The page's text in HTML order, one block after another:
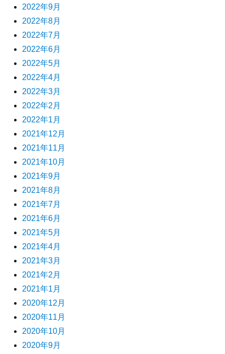
2022年9月
2022年8月
2022年7月
2022年6月
2022年5月
2022年4月
2022年3月
2022年2月
2022年1月
2021年12月
2021年11月
2021年10月
2021年9月
2021年8月
2021年7月
2021年6月
2021年5月
2021年4月
2021年3月
2021年2月
2021年1月
2020年12月
2020年11月
2020年10月
2020年9月